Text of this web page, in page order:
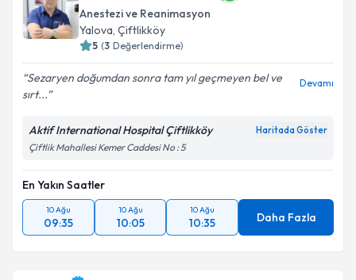
Anestezi ve Reanimasyon
Yalova, Çiftlikköy
5 (3 Değerlendirme)
Sezaryen doğumdan sonra tam yıl geçmeyen bel ve
sırt...
Devamı
Aktif International Hospital Çiftlikköy Haritada Göster
Çiftlik Mahallesi Kemer Caddesi No : 5
En Yakın Saatler
10 Ağu
09:35
10 Ağu
10:05
10 Ağu
10:35 Daha Fazla